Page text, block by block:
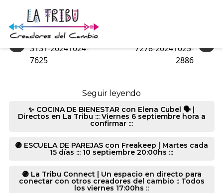
6962-20241024-7625
«
3131-20241024-
7625
»
7278-20241025-
2886
Seguir leyendo
✨ COCINA DE BIENESTAR con Elena Cubel 🗣️ |
Directos en La Tribu ::: Viernes 6 septiembre hora a
confirmar :::
🟣 ESCUELA DE PAREJAS con Freakeep | Martes cada
15 días ::: 10 septiembre 20:00hs :::
🟣 La Tribu Connect | Un espacio en directo para
conectar con otros creadores del cambio :: Todos
los viernes 17:00hs ::